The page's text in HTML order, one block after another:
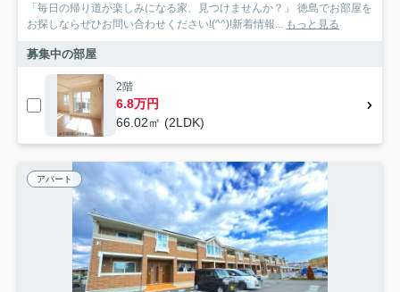
「毎日の帰り道が楽しみになる家、見つけませんか？」 徳島でお部屋を
お探しならぜひお問い合わせください!(^^)!新着情報... もっと見る
募集中の部屋
2階
6.8万円
66.02㎡ (2LDK)
アパート